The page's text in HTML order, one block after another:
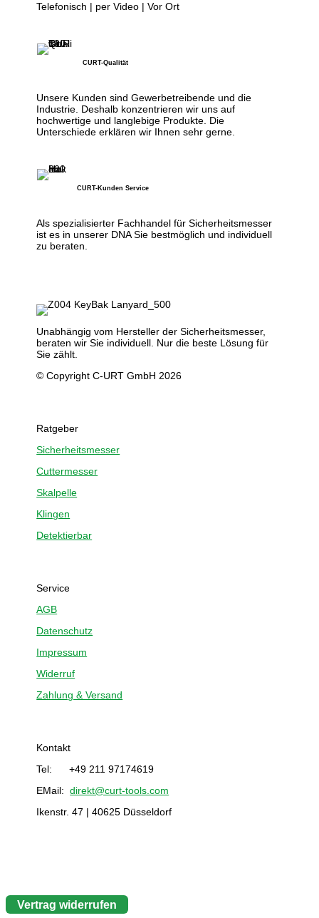
Telefonisch | per Video | Vor Ort
CURT-Qualität
Unsere Kunden sind Gewerbetreibende und die
Industrie. Deshalb konzentrieren wir uns auf
hochwertige und langlebige Produkte. Die
Unterschiede erklären wir Ihnen sehr gerne.
CURT-Kunden Service
Als spezialisierter Fachhandel für Sicherheitsmesser
ist es in unserer DNA Sie bestmöglich und individuell
zu beraten.
Unabhängig vom Hersteller der Sicherheitsmesser,
beraten wir Sie individuell. Nur die beste Lösung für
Sie zählt.
© Copyright C-URT GmbH 2026
Ratgeber
Sicherheitsmesser
Cuttermesser
Skalpelle
Klingen
Detektierbar
Service
AGB
Datenschutz
Impressum
Widerruf
Zahlung & Versand
Kontakt
Tel: +49 211 97174619
EMail:direkt@curt-tools.com
Ikenstr. 47 | 40625 Düsseldorf
Vertrag widerrufen